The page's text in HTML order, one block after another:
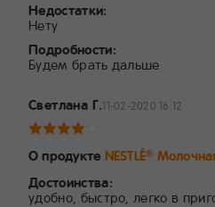
Недостатки:
Нету
Подробности:
Будем брать дальше
Светлана Г.11-02-2020 16:12
О продукте NESTLÉ®
Достоинства:
удобно, быстро, легко в